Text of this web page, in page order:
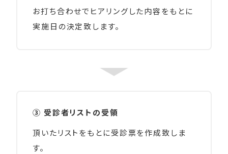
お打ち合わせでヒアリングした内容をもとに
実施日の決定致します。
③ 受診者リストの受領
頂いたリストをもとに受診票を作成致しま
す。